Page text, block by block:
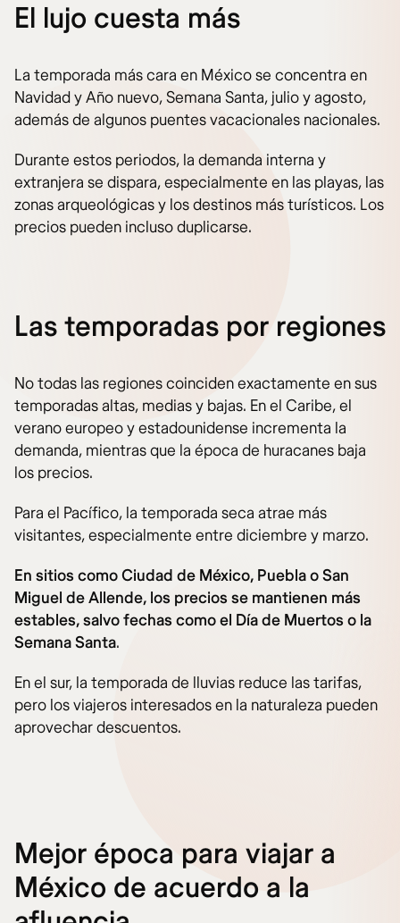
El lujo cuesta más
La temporada más cara en México se concentra en
Navidad y Año nuevo, Semana Santa, julio y agosto,
además de algunos puentes vacacionales nacionales.
Durante estos periodos, la demanda interna y
extranjera se dispara, especialmente en las playas, las
zonas arqueológicas y los destinos más turísticos. Los
precios pueden incluso duplicarse.
Las temporadas por regiones
No todas las regiones coinciden exactamente en sus
temporadas altas, medias y bajas. En el Caribe, el
verano europeo y estadounidense incrementa la
demanda, mientras que la época de huracanes baja
los precios.
Para el Pacífico, la temporada seca atrae más
visitantes, especialmente entre diciembre y marzo.
En sitios como Ciudad de México, Puebla o San
Miguel de Allende, los precios se mantienen más
estables, salvo fechas como el Día de Muertos o la
Semana Santa.
En el sur, la temporada de lluvias reduce las tarifas,
pero los viajeros interesados en la naturaleza pueden
aprovechar descuentos.
Mejor época para viajar a
México de acuerdo a la